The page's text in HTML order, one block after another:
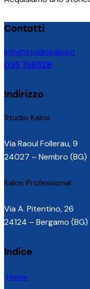
Contatti
info@studiokalos.it
035 768528
1Indirizzo
Studio Kalos
Via Raoul Follerau, 9
24027 – Nembro (BG)
Kalos Professional
Via A. Pitentino, 26
24124 – Bergamo (BG)
Indice
Home